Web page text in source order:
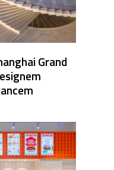
Grand